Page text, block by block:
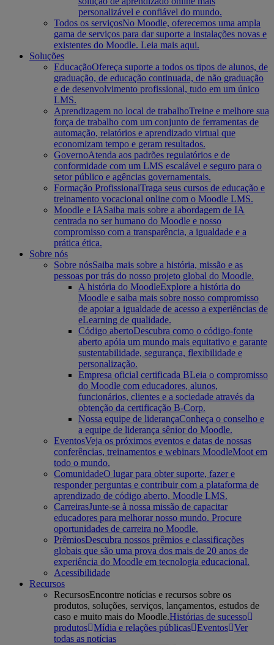
personalizável e confiável do mundo.
Todos os serviçosNo Moodle, oferecemos uma ampla
gama de serviços para dar suporte a instalações novas e
existentes do Moodle. Leia mais aqui.
Soluções
EducaçãoOfereça suporte a todos os tipos de alunos, de
graduação, de educação continuada, de não graduação
e de desenvolvimento profissional, tudo em um único
LMS.
Aprendizagem no local de trabalhoTreine e melhore sua
força de trabalho com um conjunto de ferramentas de
automação, relatórios e aprendizado virtual que
economizam tempo e geram resultados.
GovernoAtenda aos padrões regulatórios e de
conformidade com um LMS escalável e seguro para o
setor público e agências governamentais.
Formação ProfissionalTraga seus cursos de educação e
treinamento vocacional online com o Moodle LMS.
Moodle e IASaiba mais sobre a abordagem de IA
centrada no ser humano do Moodle e nosso
compromisso com a transparência, a igualdade e a
prática ética.
Sobre nós
Sobre nósSaiba mais sobre a história, missão e as
pessoas por trás do nosso projeto global do Moodle.
A história do MoodleExplore a história do
Moodle e saiba mais sobre nosso compromisso
de apoiar a igualdade de acesso a experiências de
eLearning de qualidade.
Código abertoDescubra como o código-fonte
aberto apóia um mundo mais equitativo e garante
sustentabilidade, segurança, flexibilidade e
personalização.
Empresa oficial certificada BLeia o compromisso
do Moodle com educadores, alunos,
funcionários, clientes e a sociedade através da
obtenção da certificação B-Corp.
Nossa equipe de liderançaConheça o conselho e
a equipe de liderança sênior do Moodle.
EventosVeja os próximos eventos e datas de nossas
conferências, treinamentos e webinars MoodleMoot em
todo o mundo.
ComunidadeO lugar para obter suporte, fazer e
responder perguntas e contribuir com a plataforma de
aprendizado de código aberto, Moodle LMS.
CarreirasJunte-se à nossa missão de capacitar
educadores para melhorar nosso mundo. Procure
oportunidades de carreira no Moodle.
PrêmiosDescubra nossos prêmios e classificações
globais que são uma prova dos mais de 20 anos de
experiência do Moodle em tecnologia educacional.
Acessibilidade
Recursos
RecursosEncontre notícias e recursos sobre os
produtos, soluções, serviços, lançamentos, estudos de
caso e muito mais do Moodle.Histórias de sucesso
produtos Mídia e relações públicas Eventos Ver
todas as notícias